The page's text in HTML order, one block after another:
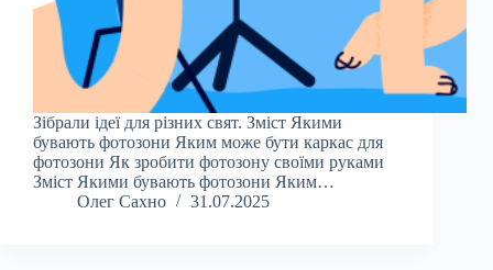
Зібрали ідеї для різних свят. Зміст Якими
бувають фотозони Яким може бути каркас для
фотозони Як зробити фотозону своїми руками
Зміст Якими бувають фотозони Яким…
Олег Сахно
31.07.2025